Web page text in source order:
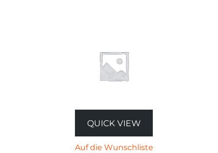
QUICK VIEW
Auf die Wunschliste